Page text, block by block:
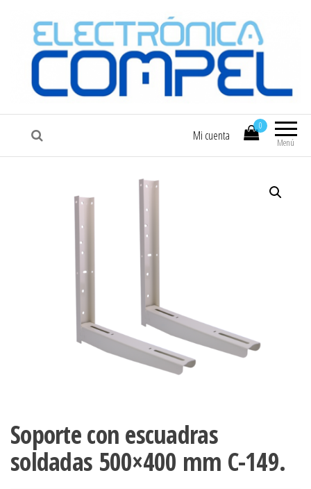
COMPEL Electrónica COMPEL
Menú
0
Mi cuenta
Soporte con escuadras
soldadas 500×400 mm C-149.